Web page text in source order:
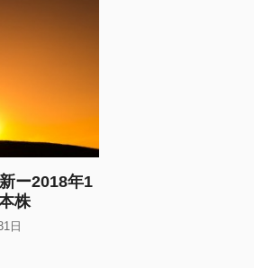
ー2018年1
株
日